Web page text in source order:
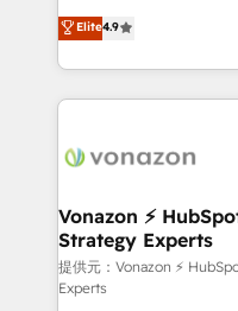
HubSpot dans votre
question technique
B2B à travers
l'intégration CRM et le
auprès de vos comptes
l'international, nous
delà d’une simple
➤ L’intégration de
pour aligner les
support client (data
audit et maintenance) ➤ La création de sites internet
Elite4.9
Vonazon ⚡
Strategy Experts
提供元：Vonazon ⚡
Experts